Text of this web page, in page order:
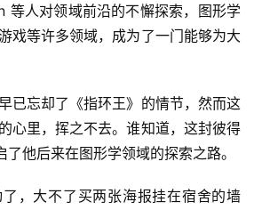
等人对领域前沿的不懈探索，图形学
戏等许多领域，成为了一门能够为大
已忘却了《指环王》的情节，然而这
心里，挥之不去。谁知道，这封彼得
了他后来在图形学领域的探索之路。
，大不了买两张海报挂在宿舍的墙